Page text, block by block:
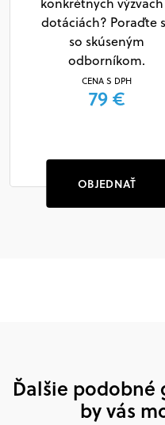
dotáciách? Poraďte
so skúseným
odborníkom.
CENA S DPH
79 €
OBJEDNAŤ
Ďalšie podobné
by vás